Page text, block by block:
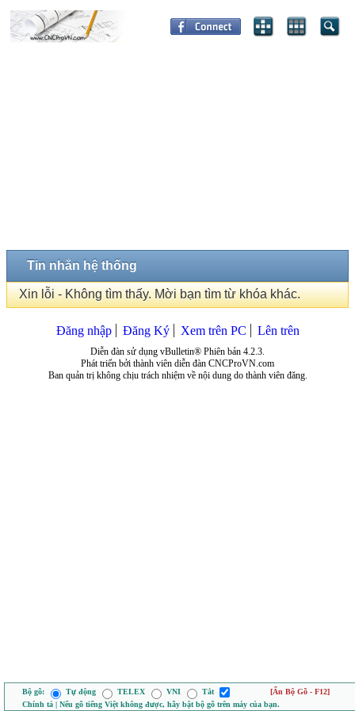
Tin nhắn hệ thống
Xin lỗi - Không tìm thấy. Mời bạn tìm từ khóa khác.
Đăng nhập Đăng Ký Xem trên PC Lên trên
Diễn đàn sử dụng vBulletin® Phiên bản 4.2.3.
Phát triển bởi thành viên diễn đàn CNCProVN.com
Ban quản trị không chịu trách nhiệm về nội dung do thành viên đăng.
Bộ gõ: Tự động TELEX VNI Tắt
[Ẩn Bộ Gõ - F12]
Chính tả | Nếu gõ tiếng Việt không được, hãy bật bộ gõ trên máy của bạn.